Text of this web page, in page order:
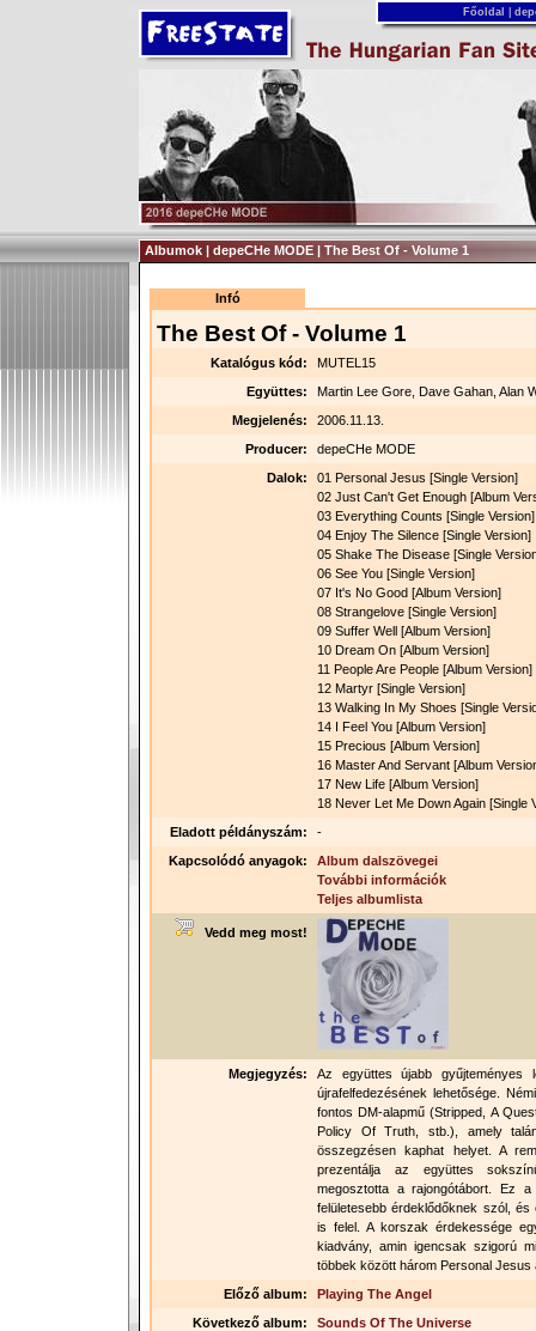
Főoldal
Albumok | depeCHe MODE | The Best Of - Volume 1
Infó
The Best Of - Volume 1
Katalógus kód:
MUTEL15
Együttes:
Martin Lee Gore, Dave Gahan, Alan
Megjelenés:
2006.11.13.
Producer:
depeCHe MODE
Dalok:
01 Personal Jesus [Single Version]
02 Just Can't Get Enough [Album
03 Everything Counts [Single Version]
04 Enjoy The Silence [Single Version]
05 Shake The Disease [Single
06 See You [Single Version]
07 It's No Good [Album Version]
08 Strangelove [Single Version]
09 Suffer Well [Album Version]
10 Dream On [Album Version]
11 People Are People [Album Version]
12 Martyr [Single Version]
13 Walking In My Shoes [Single
14 I Feel You [Album Version]
15 Precious [Album Version]
16 Master And Servant [Album
17 New Life [Album Version]
18 Never Let Me Down Again [Single
Eladott példányszám:
-
Kapcsolódó anyagok:
Album dalszövegei
További információk
Teljes albumlista
Vedd meg most!
Megjegyzés:
Az együttes újabb gyűjteményes
újrafelfedezésének lehetősége.
fontos DM-alapmű (Stripped, A
Policy Of Truth, stb.), amely
összegzésen kaphat helyet. A
prezentálja az együttes
megosztotta a rajongótábort. Ez
felületesebb érdeklődőknek szól,
is felel. A korszak érdekessége
kiadvány, amin igencsak szigorú
többek között három Personal Jesus
Előző album:
Playing The Angel
Következő album:
Sounds Of The Universe